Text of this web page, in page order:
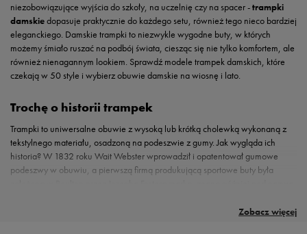
Zobacz więcej
niezobowiązujące wyjścia do szkoły, na uczelnię czy na spacer -trampki
damskiedopasuje praktycznie do każdego setu, również tego nieco bardziej
eleganckiego. Damskie trampki to niezwykle wygodne buty, w których
możemy śmiało ruszać na podbój świata, ciesząc się nie tylko komfortem, ale
również nienagannym lookiem. Sprawdź modele trampek damskich, które
czekają w 50 style i wybierz obuwie damskie na wiosnę i lato.
Trochę o historii trampek
Trampki to uniwersalne obuwie z wysoką lub krótką cholewką wykonaną z
tekstylnego materiału, osadzoną na podeszwie z gumy. Jak wygląda ich
historia? W 1832 roku Wait Webster wprowadził i opatentował gumowe
podeszwy w obuwiu, a pierwszą firmą produkującą sportowe buty była
Converse powołał do życia buty, które dzisiaj są rozpoznawalne na całym
koszykówki, już wiele lat temu zaskarbiły sobie względy miłośniczek
znajomymi, spacerów po mieście i parku. A to nie wszystko! To buty, które
Oczywiście liczy się to, jaki buty mają profil - czy są wysokie, niskie czy na
niskie modele to bezsprzecznie obuwie, którego nie może zabraknąć w